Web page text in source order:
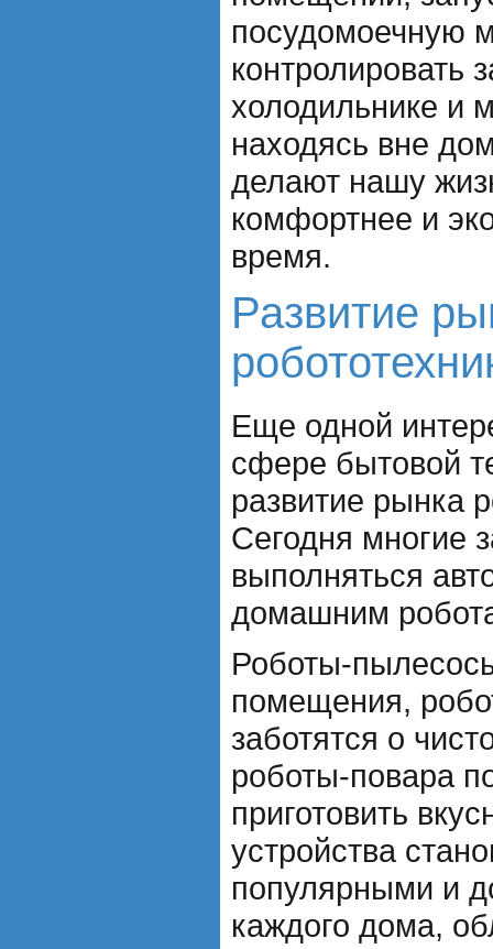
посудомоечную
контролировать
холодильнике и
находясь вне
делают нашу
комфортнее и
время.
Развитие
Еще одной
сфере бытовой
развитие рынка
Сегодня многие
выполняться
домашним
Роботы-
помещения,
заботятся о
роботы-повара
приготовить
устройства
популярными и
каждого дома,